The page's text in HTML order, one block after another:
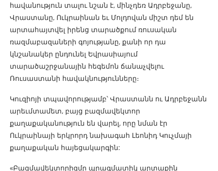
հավանություն տալու նշան է, մինչդեռ Ադրբեջանը,
Վրաստանը, Ուկրաինան եւ Մոլդովան միշտ դեմ են
արտահայտվել իրենց տարածքում ռուսական
ռազմաբազաների գոյությանը, քանի որ դա
կնշանակեր ընդունել Եվրասիայում
տարածաշրջանային հեգեմոն ճանաչվելու
Ռուսաստանի հավակնությունները։
Կուզիոյի տպավորությամբ՝ Վրաստանն ու Ադրբեջանն
արեւմտամետ, բայց բազմավեկտոր
քաղաքականություն են վարել, որը նման էր
Ուկրաինայի երկրորդ նախագահ Լեոնիդ Կուչմայի
քաղաքական հայեցակարգին:
«Բազմավեկտորիզմը պրագմատիկ արտաքին